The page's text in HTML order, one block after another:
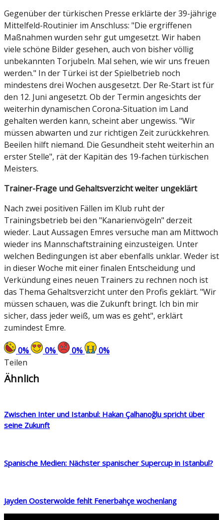
Gegenüber der türkischen Presse erklärte der 39-jährige
Mittelfeld-Routinier im Anschluss: "Die ergriffenen
Maßnahmen wurden sehr gut umgesetzt. Wir haben
viele schöne Bilder gesehen, auch von bisher völlig
unbekannten Torjubeln. Mal sehen, wie wir uns freuen
werden." In der Türkei ist der Spielbetrieb noch
mindestens drei Wochen ausgesetzt. Der Re-Start ist für
den 12. Juni angesetzt. Ob der Termin angesichts der
weiterhin dynamischen Corona-Situation im Land
gehalten werden kann, scheint aber ungewiss. "Wir
müssen abwarten und zur richtigen Zeit zurückkehren.
Beeilen hilft niemand. Die Gesundheit steht weiterhin an
erster Stelle", rät der Kapitän des 19-fachen türkischen
Meisters.
Trainer-Frage und Gehaltsverzicht weiter ungeklärt
Nach zwei positiven Fällen im Klub ruht der
Trainingsbetrieb bei den "Kanarienvögeln" derzeit
wieder. Laut Aussagen Emres versuche man am Mittwoch
wieder ins Mannschaftstraining einzusteigen. Unter
welchen Bedingungen ist aber ebenfalls unklar. Weder ist
in dieser Woche mit einer finalen Entscheidung und
Verkündung eines neuen Trainers zu rechnen noch ist
das Thema Gehaltsverzicht unter den Profis geklärt. "Wir
müssen schauen, was die Zukunft bringt. Ich bin mir
sicher, dass jeder weiß, um was es geht", erklärt
zumindest Emre.
0% 0% 0% 0%
Teilen
Ähnlich
Zwischen Inter und Istanbul: Hakan Çalhanoğlu spricht über
seine Zukunft
Spanische Medien: Nächster spanischer Supercup in Istanbul?
Jayden Oosterwolde fehlt Fenerbahçe wochenlang